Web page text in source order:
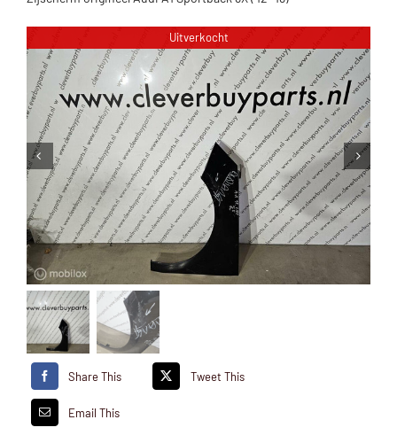
Uitverkocht
Share This Tweet This
Email This